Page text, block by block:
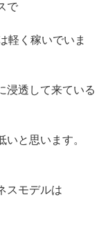
で
軽く稼いでいま
浸透して来ている
と思います。
スモデルは